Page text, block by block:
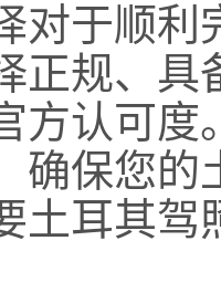
对于顺
正规、
方认可度
确保您的
土耳其